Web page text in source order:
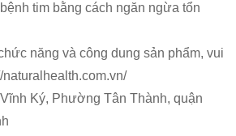
tim bằng cách ngăn ngừa tổn
năng và công dung sản phẩm, vui
naturalhealth.com.vn/
Ký, Phường Tân Thành, quận